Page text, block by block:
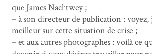
que James Nachtwey ;
– à son directeur de publication : voyez,
meilleur sur cette situation de crise ;
– et aux autres photographes : voilà ce